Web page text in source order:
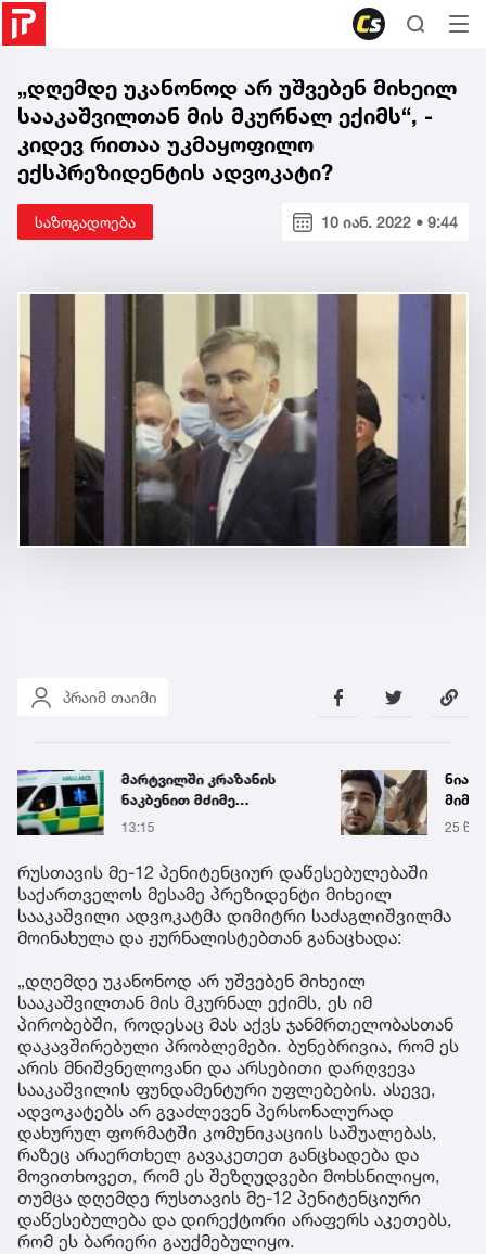
„დღემდე უკანონოდ არ უშვებენ მიხეილ
სააკაშვილთან მის მკურნალ ექიმს“, -
კიდევ რითაა უკმაყოფილო
ექსპრეზიდენტის ადვოკატი?
საზოგადოება 10 იან. 2022 • 9:44
პრაიმ თაიმი
მარტვილში კრაზანის
ნაკბენით მძიმე
მდგომარეობაში მყოფი
გადაარჩინეს
13:15
ნია
25
რუსთავის მე-12 პენიტენციურ დაწესებულებაში
საქართველოს მესამე პრეზიდენტი მიხეილ
სააკაშვილი ადვოკატმა დიმიტრი საძაგლიშვილმა
მოინახულა და ჟურნალისტებთან განაცხადა:
„დღემდე უკანონოდ არ უშვებენ მიხეილ
სააკაშვილთან მის მკურნალ ექიმს, ეს იმ
პირობებში, როდესაც მას აქვს ჯანმრთელობასთან
დაკავშირებული პრობლემები. ბუნებრივია, რომ ეს
არის მნიშვნელოვანი და არსებითი დარღვევა
სააკაშვილის ფუნდამენტური უფლებების. ასევე,
ადვოკატებს არ გვაძლევენ პერსონალურად
დახურულ ფორმატში კომუნიკაციის საშუალებას,
რაზეც არაერთხელ გავაკეთეთ განცხადება და
მოვითხოვეთ, რომ ეს შეზღუდვები მოხსნილიყო,
თუმცა დღემდე რუსთავის მე-12 პენიტენციური
დაწესებულება და დირექტორი არაფერს აკეთებს,
რომ ეს ბარიერი გაუქმებულიყო.